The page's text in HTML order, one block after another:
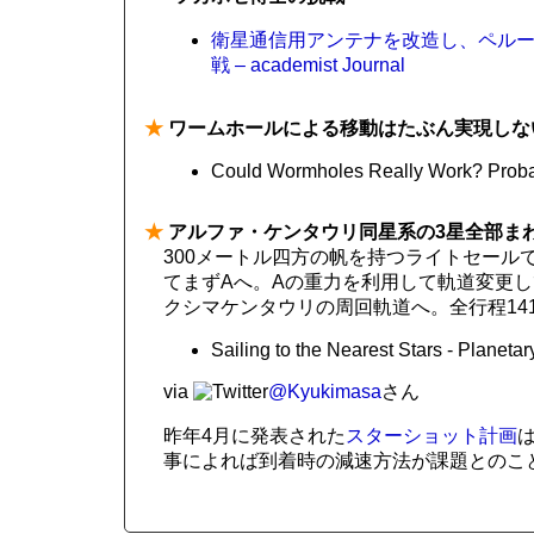
衛星通信用アンテナを改造し、ペル
戦 – academist Journal
★ ワームホールによる移動はたぶん実現しな
Could Wormholes Really Work?
★ アルファ・ケンタウリ同星系の3星全部ま
300メートル四方の帆を持つライトセール
てまずAへ。Aの重力を利用して軌道変更
クシマケンタウリの周回軌道へ。全行程
Sailing to the Nearest Stars -
via @Kyukimasaさん
昨年4月に発表された スターショット計画
事によれば到着時の減速方法が課題とのこ